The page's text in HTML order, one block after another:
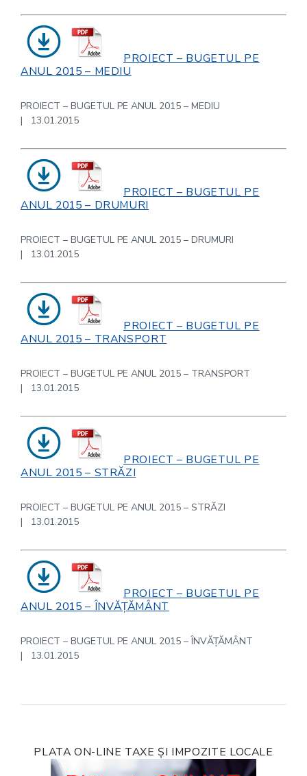
PROIECT – BUGETUL PE
ANUL 2015 – MEDIU
PROIECT – BUGETUL PE ANUL 2015 – MEDIU
| 13.01.2015
PROIECT – BUGETUL PE
ANUL 2015 – DRUMURI
PROIECT – BUGETUL PE ANUL 2015 – DRUMURI
| 13.01.2015
PROIECT – BUGETUL PE
ANUL 2015 – TRANSPORT
PROIECT – BUGETUL PE ANUL 2015 – TRANSPORT
| 13.01.2015
PROIECT – BUGETUL PE
ANUL 2015 – STRĂZI
PROIECT – BUGETUL PE ANUL 2015 – STRĂZI
| 13.01.2015
PROIECT – BUGETUL PE
ANUL 2015 – ÎNVĂȚĂMÂNT
PROIECT – BUGETUL PE ANUL 2015 – ÎNVĂȚĂMÂNT
| 13.01.2015
PLATA ON-LINE TAXE ȘI IMPOZITE LOCALE